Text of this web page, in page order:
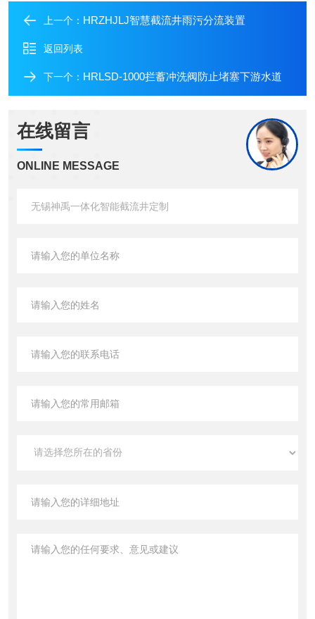
上一个： HRZHJLJ智慧截流井雨污分流装置
返回列表
下一个： HRLSD-1000拦蓄冲洗阀防止堵塞下游水道
在线留言
ONLINE MESSAGE